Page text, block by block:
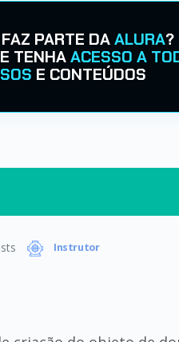
PARTE DAALURA?
TENHAACESSO A
E CONTEÚDOS
Instrutor